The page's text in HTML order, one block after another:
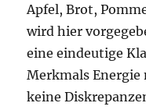
Apfel, Brot,
wird hier
eine eindeutige
Merkmals Energie
keine